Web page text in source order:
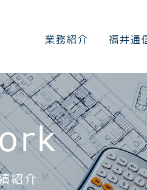
業務紹介 福井通
紹介